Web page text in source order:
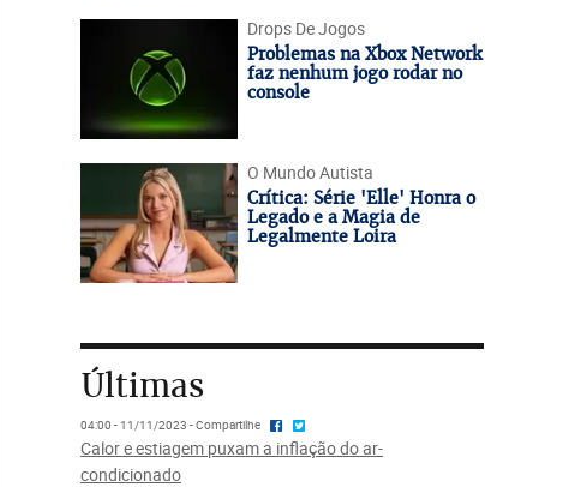
Drops De Jogos
Problemas na Xbox Network
faz nenhum jogo rodar no
console
O Mundo Autista
Crítica: Série 'Elle' Honra o
Legado e a Magia de
Legalmente Loira
Últimas
04:00 - 11/11/2023 - Compartilhe
Calor e estiagem puxam a inflação do ar-
condicionado